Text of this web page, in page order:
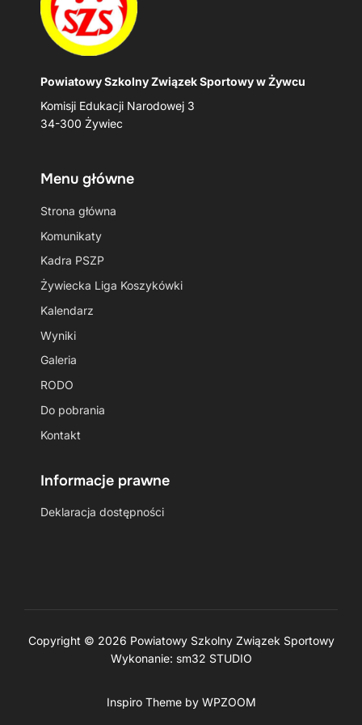
Powiatowy Szkolny Związek Sportowy w Żywcu
Komisji Edukacji Narodowej 3
34-300 Żywiec
Menu główne
Strona główna
Komunikaty
Kadra PSZP
Żywiecka Liga Koszykówki
Kalendarz
Wyniki
Galeria
RODO
Do pobrania
Kontakt
Informacje prawne
Deklaracja dostępności
Copyright © 2026 Powiatowy Szkolny Związek Sportowy
Wykonanie: sm32 STUDIO
Inspiro Themeby WPZOOM